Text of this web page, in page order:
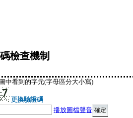
檢查機制
中看到的字元(字母區分大小寫)
更換驗證碼
播放圖檔聲音